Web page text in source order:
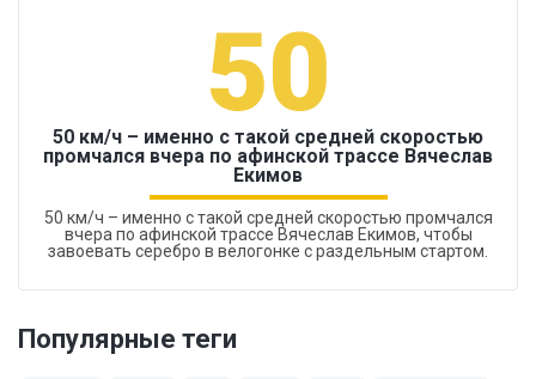
50
50 км/ч – именно с такой средней скоростью
промчался вчера по афинской трассе Вячеслав
Екимов
50 км/ч – именно с такой средней скоростью промчался
вчера по афинской трассе Вячеслав Екимов, чтобы
завоевать серебро в велогонке с раздельным стартом.
Популярные теги